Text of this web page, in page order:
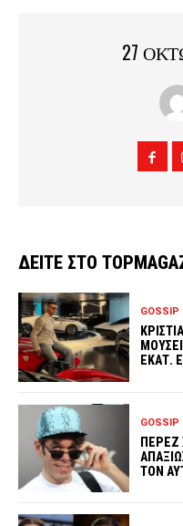
27
ΔΕΙΤΕ ΣΤΟ
GOSSIP
ΕΚΑΤ.
GOSSIP
ΠΕΡΕΖ
ΤΟΝ